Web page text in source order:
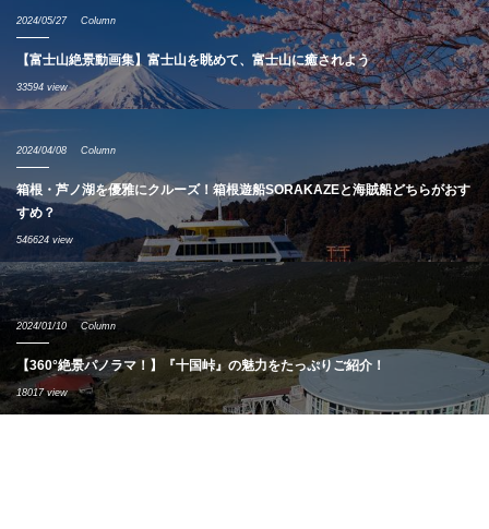
2024/05/27 Column
【富士山絶景動画集】富士山を眺めて、富士山に癒されよう
33594 view
2024/04/08 Column
箱根・芦ノ湖を優雅にクルーズ！箱根遊船SORAKAZEと海賊船どちらがおす
すめ？
546624 view
2024/01/10 Column
【360°絶景パノラマ！】『十国峠』の魅力をたっぷりご紹介！
18017 view